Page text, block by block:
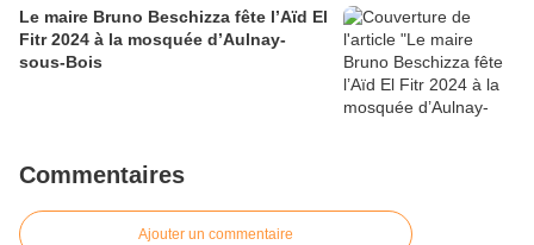
Le maire Bruno Beschizza fête l’Aïd El
Fitr 2024 à la mosquée d’Aulnay-
sous-Bois
Commentaires
Ajouter un commentaire